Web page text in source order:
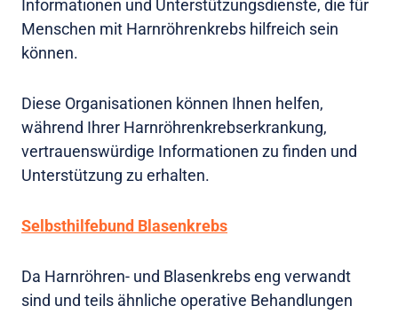
Informationen und Unterstützungsdienste, die für
Menschen mit Harnröhrenkrebs hilfreich sein
können.
Diese Organisationen können Ihnen helfen,
während Ihrer Harnröhrenkrebserkrankung,
vertrauenswürdige Informationen zu finden und
Unterstützung zu erhalten.
Selbsthilfebund Blasenkrebs
Da Harnröhren- und Blasenkrebs eng verwandt
sind und teils ähnliche operative Behandlungen